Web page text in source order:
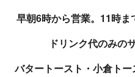
早朝6時から営業。11時ま
ドリンク代のみの
バタートースト・小倉ト